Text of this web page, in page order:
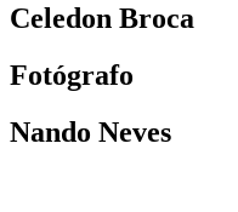
Celedon Broca
Fotógrafo
Nando Neves